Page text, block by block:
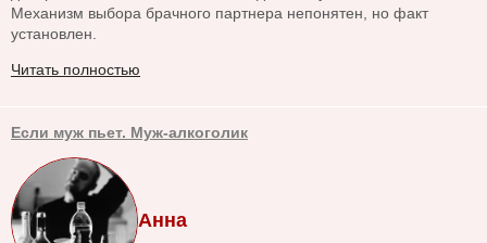
Механизм выбора брачного партнера непонятен, но факт
установлен.
Читать полностью
Если муж пьет. Муж-алкоголик
Анна